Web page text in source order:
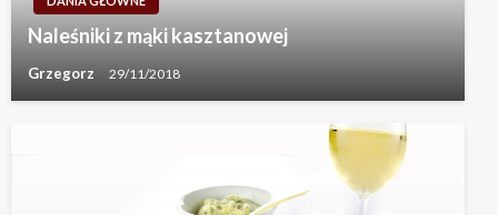
Naleśniki z mąki kasztanowej
Grzegorz 29/11/2018